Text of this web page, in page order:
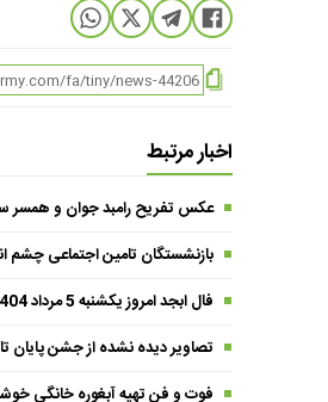
اخبار مرتبط
عکس تفریح رامبد جوان و همسر
بازنشستگان تامین اجتماعی چشم انتظار معوقات 4 میلیون تومانی | معوقات فروردین
فال ابجد امروز یکشنبه 5 مرداد 1404 | حروف ابجد از تغییرات مثبت خبر می‌دهند !
تصاویر دیده نشده از جشن
فوت و فن تهیه آبغوره خانگی